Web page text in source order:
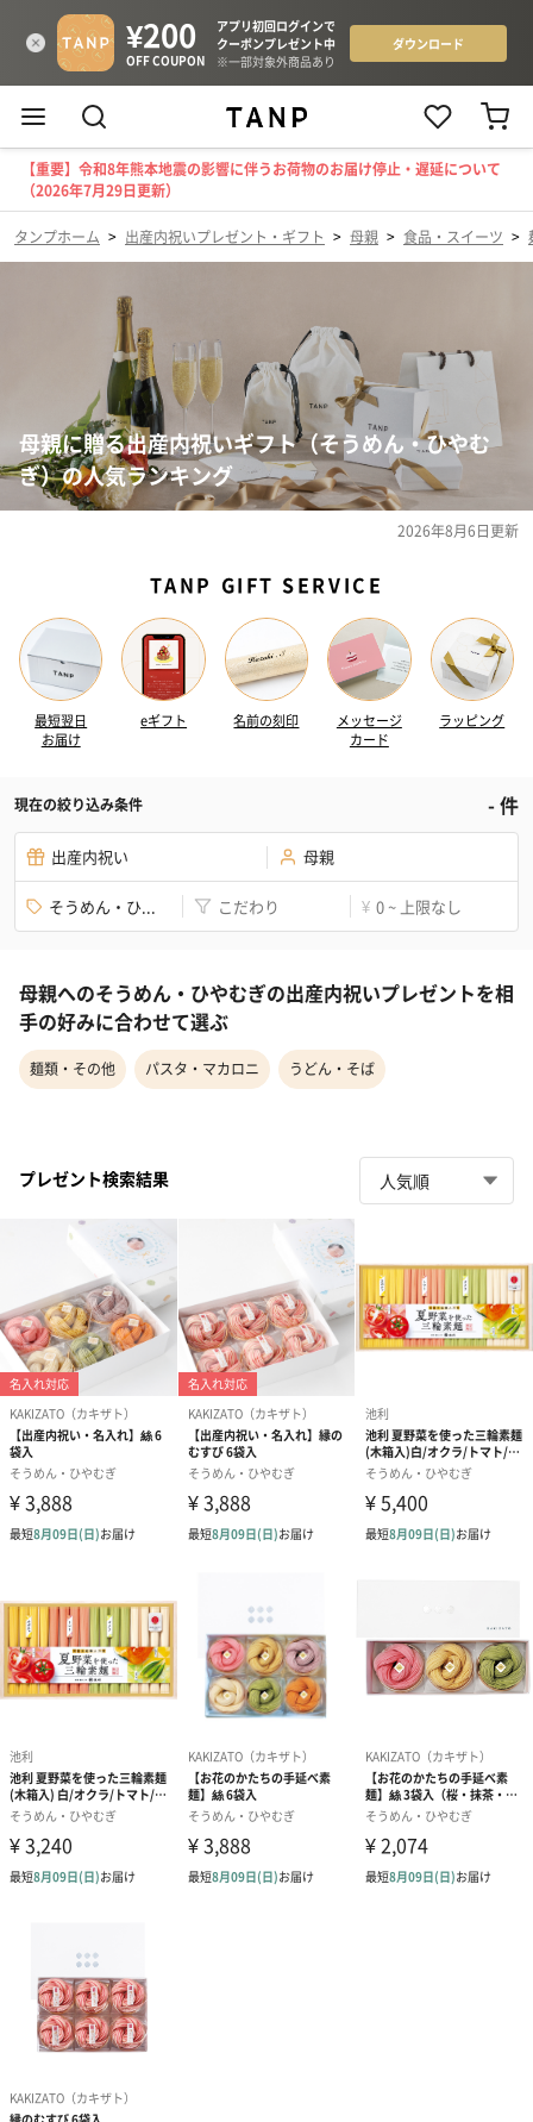
【重要】令和8年熊本地震の影響に伴うお荷物のお届け停止・遅延について
（2026年7月29日更新）
タンプホーム > 出産内祝いプレゼント・ギフト > 母親 > 食品・スイーツ >
母親に贈る出産内祝いギフト（そうめん・ひやむ
ぎ）の人気ランキング
2026年8月6日更新
TANP GIFT SERVICE
最短翌日
お届け
eギフト 名前の刻印
メッセージ
カード
ラッピング
現在の絞り込み条件 -件
出産内祝い 母親
そうめん・ひ... こだわり ¥ 0 ~ 上限なし
母親へのそうめん・ひやむぎの出産内祝いプレゼントを相
手の好みに合わせて選ぶ
麺類・その他 パスタ・マカロニ うどん・そば
プレゼント検索結果